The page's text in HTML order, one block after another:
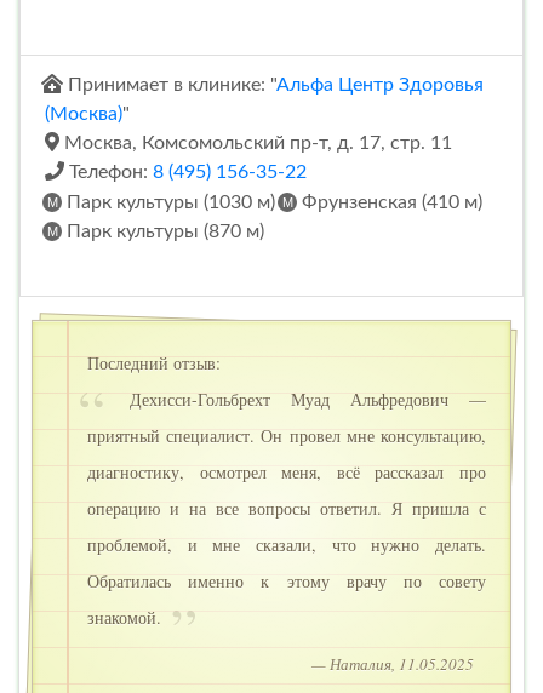
Принимает в клинике: "Альфа Центр Здоровья
(Москва)"
Москва, Комсомольский пр-т, д. 17, стр. 11
Телефон: 8 (495) 156-35-22
Парк культуры (1030 м)
Фрунзенская (410 м)
Парк культуры (870 м)
Последний отзыв:
Дехисси-Гольбрехт Муад Альфредович —
приятный специалист. Он провел мне консультацию,
диагностику, осмотрел меня, всё рассказал про
операцию и на все вопросы ответил. Я пришла с
проблемой, и мне сказали, что нужно делать.
Обратилась именно к этому врачу по совету
знакомой.
— Наталия, 11.05.2025